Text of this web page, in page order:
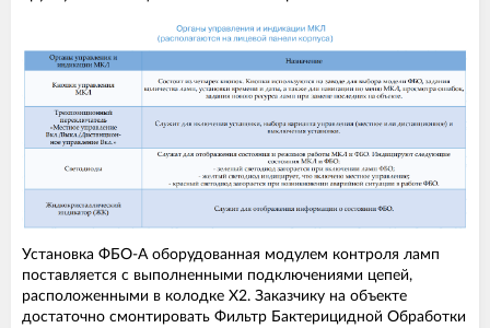
Установка ФБО-А оборудованная модулем контроля ламп
поставляется с выполненными подключениями цепей,
расположенными в колодке Х2. Заказчику на объекте
достаточно смонтировать Фильтр Бактерицидной Обработки